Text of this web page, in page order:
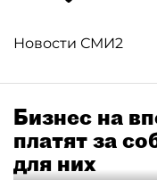
Новости СМИ2
Бизнес на
платят за
для них